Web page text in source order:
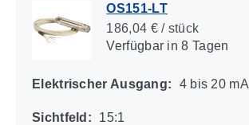
OS151-LT
186,04 € / stück
Verfügbarin 8 Tagen
Elektrischer Ausgang: 4 bis 20 mA
Sichtfeld: 15:1